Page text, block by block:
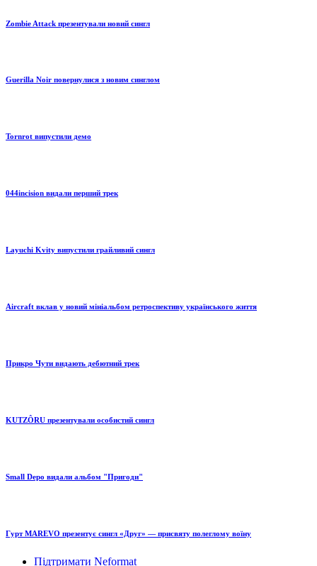
Zombie Attack презентували новий сингл
Guerilla Noir повернулися з новим синглом
Tornrot випустили демо
044incision видали перший трек
Layuchi Kvity випустили грайливий сингл
Aircraft вклав у новий мініальбом ретроспективу українського життя
Прикро Чути видають дебютний трек
KUTZÔRU презентували особистий сингл
Small Depo видали альбом "Пригоди"
Гурт MAREVO презентує сингл «Друг» — присвяту полеглому воїну
Підтримати Neformat